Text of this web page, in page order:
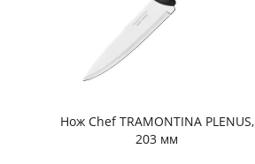
Нож Chef TRAMONTINA PLENUS,
203 мм